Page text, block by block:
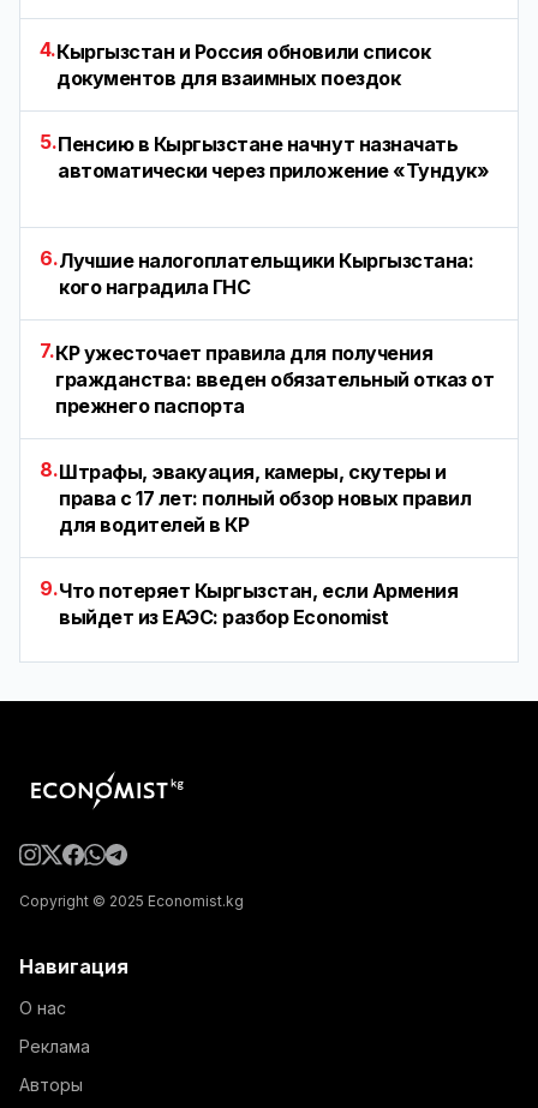
4.Кыргызстан и Россия обновили список
документов для взаимных поездок
5.Пенсию в Кыргызстане начнут назначать
автоматически через приложение «Тундук»
6.Лучшие налогоплательщики Кыргызстана:
кого наградила ГНС
7.КР ужесточает правила для получения
гражданства: введен обязательный отказ от
прежнего паспорта
8.Штрафы, эвакуация, камеры, скутеры и
права с 17 лет: полный обзор новых правил
для водителей в КР
9.Что потеряет Кыргызстан, если Армения
выйдет из ЕАЭС: разбор Economist
Copyright © 2025 Economist.kg
Навигация
О нас
Реклама
Авторы